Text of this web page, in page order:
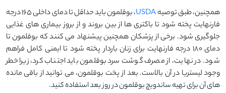
همچنین، طبق توصیهUSDA
، بوقلمون باید حداقل تا دمای داخلی 165 درجه
فارنهایت پخته شود تا باکتری‌ ها از بین بروند و از بروز بیماری‌ های غذایی
جلوگیری شود. برخی از پزشکان همچنین پیشنهاد می ‌کنند که بوقلمون تا
دمای 180 درجه فارنهایت برای زنان باردار پخته شود تا ایمنی کامل فراهم
شود. در نهایت، از مصرف گوشت سرد بوقلمون باید اجتناب کرد، زیرا خطر
وجود لیستریا در آن بالاست. بعد از پخت بوقلمون، می‌ توانید از باقی‌ مانده‌
های آن برای تهیه ساندویچ بوقلمون در روز بعد استفاده کنید.